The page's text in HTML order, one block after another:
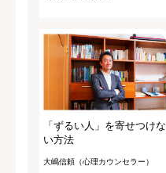
「ずるい人」を寄せつけな
い方法
大嶋信頼（心理カウンセラー）